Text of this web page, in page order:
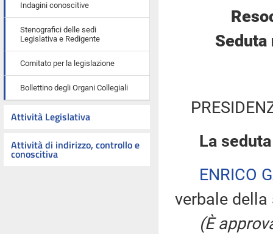
Indagini conoscitive
Stenografici delle sedi
Legislativa e Redigente
Comitato per la legislazione
Bollettino degli Organi Collegiali
Attività Legislativa
Attività di indirizzo, controllo e
conoscitiva
La
ENRICO
verbale
(È